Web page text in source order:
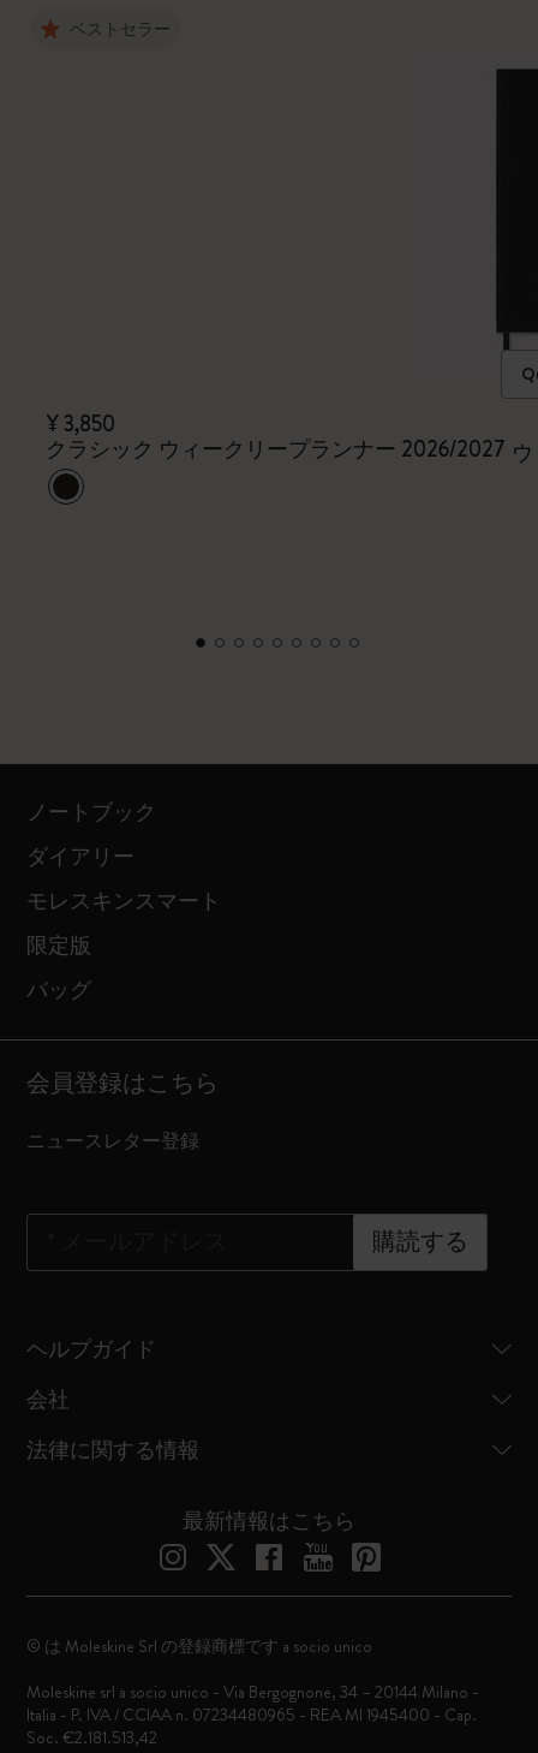
ベストセラー
¥ 3,850
クラシック ウィークリープランナー 2026/2027
ノートブック
ダイアリー
モレスキンスマート
限定版
バッグ
会員登録はこちら
ニュースレター登録
購読する
ヘルプガイド
会社
法律に関する情報
最新情報はこちら
© は Moleskine Srl の登録商標です a socio unico
Moleskine srl a socio unico - Via Bergognone, 34 – 20144 Milano -
Italia - P. IVA / CCIAA n. 07234480965 - REA MI 1945400 - Cap.
Soc. €2.181.513,42